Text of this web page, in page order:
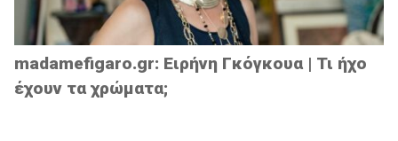
madamefigaro.gr: Ειρήνη Γκόγκουα | Τι ήχο
έχουν τα χρώματα;